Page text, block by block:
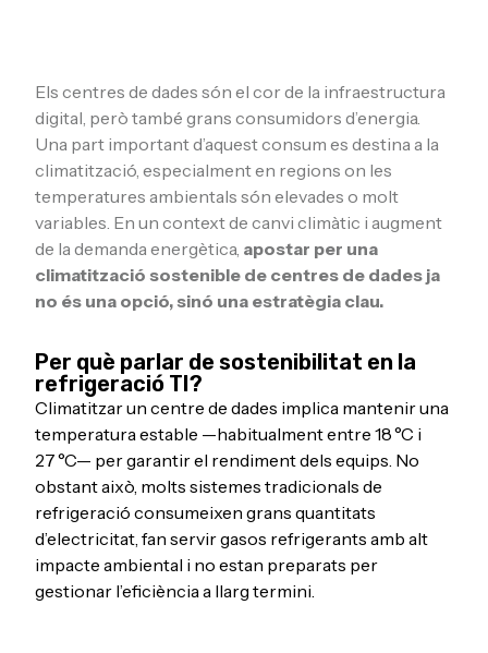
Els centres de dades són el cor de la infraestructura
digital, però també grans consumidors d’energia.
Una part important d’aquest consum es destina a la
climatització, especialment en regions on les
temperatures ambientals són elevades o molt
variables. En un context de canvi climàtic i augment
de la demanda energètica, apostar per una
climatització sostenible de centres de dades ja
no és una opció, sinó una estratègia clau.
Per què parlar de sostenibilitat en la
refrigeració TI?
Climatitzar un centre de dades implica mantenir una
temperatura estable —habitualment entre 18 °C i
27 °C— per garantir el rendiment dels equips. No
obstant això, molts sistemes tradicionals de
refrigeració consumeixen grans quantitats
d’electricitat, fan servir gasos refrigerants amb alt
impacte ambiental i no estan preparats per
gestionar l’eficiència a llarg termini.